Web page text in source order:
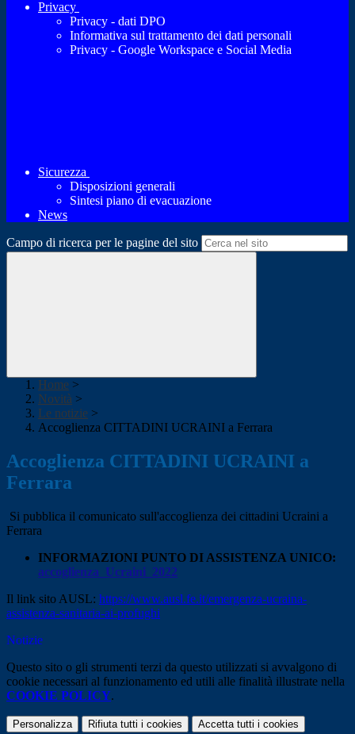
Privacy
Privacy - dati DPO
Informativa sul trattamento dei dati personali
Privacy - Google Workspace e Social Media
Sicurezza
Disposizioni generali
Sintesi piano di evacuazione
News
Campo di ricerca per le pagine del sito
Home >
Novità >
Le notizie >
Accoglienza CITTADINI UCRAINI a Ferrara
Accoglienza CITTADINI UCRAINI a
Ferrara
Si pubblica il comunicato sull'accoglienza dei cittadini Ucraini a
Ferrara
INFORMAZIONI PUNTO DI ASSISTENZA UNICO:
accoglienza_Ucraini_2022
Il link sito AUSL: https://www.ausl.fe.it/emergenza-ucraina-
assistenza-sanitaria-ai-profughi
Notizie
Questo sito o gli strumenti terzi da questo utilizzati si avvalgono di
cookie necessari al funzionamento ed utili alle finalità illustrate nella
COOKIE POLICY.
Personalizza Rifiuta tutti i cookies Accetta tutti i cookies